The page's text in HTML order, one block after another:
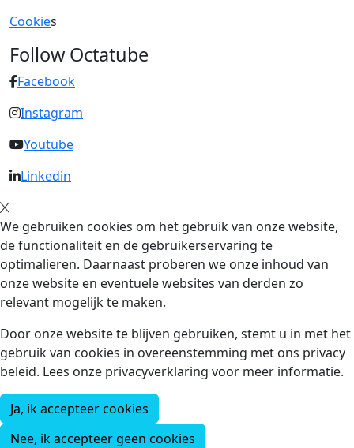
Cookies
Follow Octatube
Facebook
Instagram
Youtube
Linkedin
We gebruiken cookies om het gebruik van onze website,
de functionaliteit en de gebruikerservaring te
optimalieren. Daarnaast proberen we onze inhoud van
onze website en eventuele websites van derden zo
relevant mogelijk te maken.
Door onze website te blijven gebruiken, stemt u in met het
gebruik van cookies in overeenstemming met ons privacy
beleid. Lees onze privacyverklaring voor meer informatie.
Ja, ik accepteer cookies
Nee, ik accepteer geen cookies